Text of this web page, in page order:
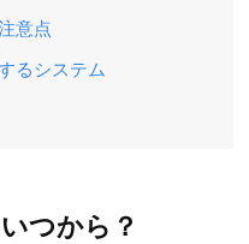
意点
るシステム
つから？